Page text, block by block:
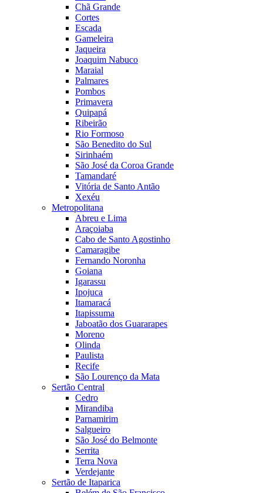
Chã Grande
Cortes
Escada
Gameleira
Jaqueira
Joaquim Nabuco
Maraial
Palmares
Pombos
Primavera
Quipapá
Ribeirão
Rio Formoso
São Benedito do Sul
Sirinhaém
São José da Coroa Grande
Tamandaré
Vitória de Santo Antão
Xexéu
Metropolitana
Abreu e Lima
Araçoiaba
Cabo de Santo Agostinho
Camaragibe
Fernando Noronha
Goiana
Igarassu
Ipojuca
Itamaracá
Itapissuma
Jaboatão dos Guararapes
Moreno
Olinda
Paulista
Recife
São Lourenço da Mata
Sertão Central
Cedro
Mirandiba
Parnamirim
Salgueiro
São José do Belmonte
Serrita
Terra Nova
Verdejante
Sertão de Itaparica